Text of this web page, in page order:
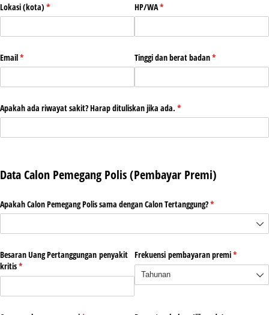
Lokasi (kota) *
(required) HP/​WA*
(required)
Email*
(required) Tinggi dan berat badan*
(required)
Apakah ada riwayat sakit? Harap dituliskan jika ada. *
(required)
Data Calon Pemegang Polis (Pembayar Premi)
Apakah Calon Pemegang Polis sama dengan Calon Tertanggung?*
(required)
Besaran Uang Pertanggungan penyakit
kritis*
(required)
Frekuensi pembayaran premi*
(required)